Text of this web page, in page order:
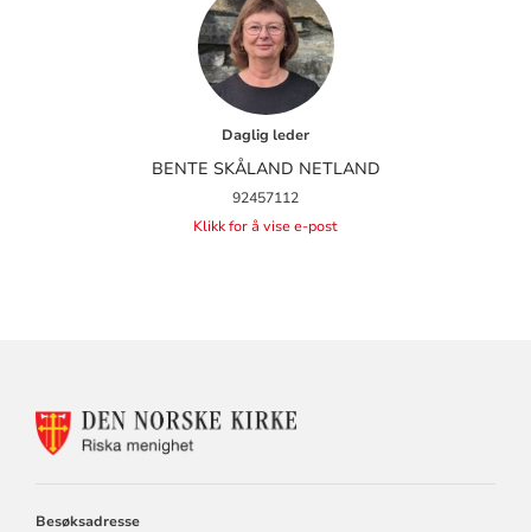
Daglig leder
BENTE SKÅLAND NETLAND
92457112
Klikk for å vise e-post
KONTAKTINFORMASJON
Besøksadresse